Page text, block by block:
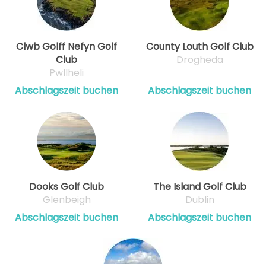
Clwb Golff Nefyn Golf
Club
Pwllheli
Abschlagszeit buchen
County Louth Golf Club
Drogheda
Abschlagszeit buchen
Dooks Golf Club
Glenbeigh
Abschlagszeit buchen
The Island Golf Club
Dublin
Abschlagszeit buchen